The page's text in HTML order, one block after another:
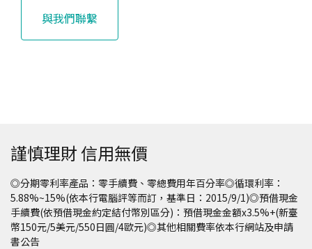
與我們聯繫
謹慎理財 信用無價
◎分期零利率產品：零手續費、零總費用年百分率◎循環利率：
5.88%~15%(依本行電腦評等而訂，基準日：2015/9/1)◎預借現金
手續費(依預借現金約定結付幣別區分)：預借現金金額x3.5%+(新臺
幣150元/5美元/550日圓/4歐元)◎其他相關費率依本行網站及申請
書公告